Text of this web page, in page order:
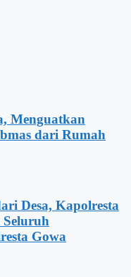
Menguatkan
dari Rumah
Desa, Kapolresta
Gowa